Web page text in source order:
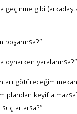
geçinme gibi
boşanırsa?”
oynarken yaralanırsa?”
götüreceğim
plandan keyif